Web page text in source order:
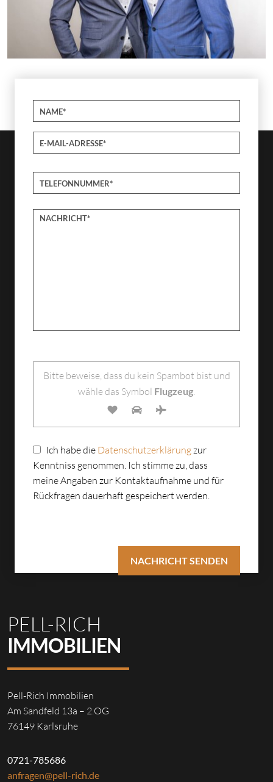
Bitte lasse dieses Feld leer.
Bitte beweise, dass du kein Spambot bist und
wähle das Symbol Flugzeug.
Ich habe die Datenschutzerklärungzur
Kenntniss genommen. Ich stimme zu, dass
meine Angaben zur Kontaktaufnahme und für
Rückfragen dauerhaft gespeichert werden.
PELL-RICH
IMMOBILIEN
Pell-Rich Immobilien
Am Sandfeld 13a – 2.OG
76149 Karlsruhe
0721-785686
anfragen@pell-rich.de